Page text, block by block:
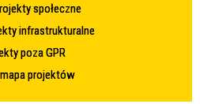
społeczne
infrastrukturalne
poza GPR
projektów